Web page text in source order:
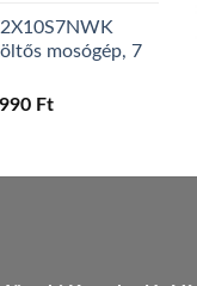
mosógép, 7
Ft